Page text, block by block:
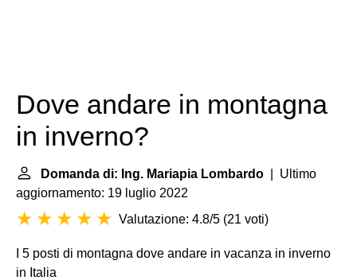
Dove andare in montagna
in inverno?
Domanda di: Ing. Mariapia Lombardo | Ultimo
aggiornamento: 19 luglio 2022
Valutazione: 4.8/5 (21 voti)
I 5 posti di montagna dove andare in vacanza in inverno
in Italia